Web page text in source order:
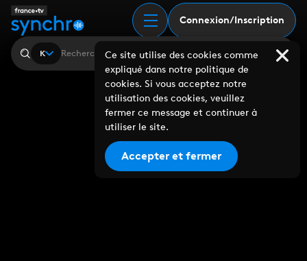
Connexion/Inscription
K
Ce site utilise des cookies comme
expliqué dans notre politique de
cookies. Si vous acceptez notre
utilisation des cookies, veuillez
fermer ce message et continuer à
utiliser le site.
Accepter et fermer